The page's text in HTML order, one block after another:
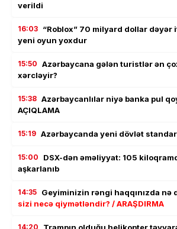
verildi
16:03 “Roblox” 70 milyard dollar dəyər
yeni oyun yoxdur
15:50 Azərbaycana gələn turistlər ən
xərcləyir?
15:38 Azərbaycanlılar niyə banka pul
AÇIQLAMA
15:19 Azərbaycanda yeni dövlət
15:00
DSX-dən əməliyyat: 105
aşkarlanıb
14:35 Geyiminizin rəngi haqqınızda nə
sizi necə qiymətləndir? / ARAŞDIRMA
14:20